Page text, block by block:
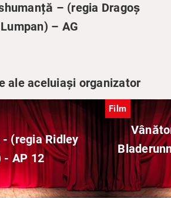
– (regia Dragoș
Lumpan) – AG
ale aceluiași organizator
(regia Ridley
- AP 12
Film